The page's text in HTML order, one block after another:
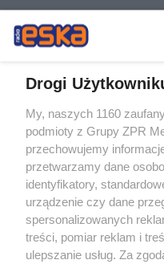
Żaden utwór zamieszczony w
rozpowszechniany lub dalej
tym także elektroniczny lub
eksploatacji w jakiejkolwiek
Internecie bez pisemnej zgody
wykorzystanie utworów w
tzn. bez właściwej zgody, jest
ścigane prawnie.
Drogi
My, naszych 1160
podmioty z Grupy ZPR
przechowujemy
przetwarzamy dane
identyfikatory,
urządzenie czy dane
spersonalizowanych
treści, pomiar reklam i
ulepszanie usług. Za